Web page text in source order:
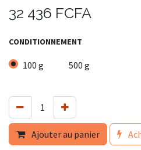
32 436 FCFA
CONDITIONNEMENT
100 g 500 g
Ajouter au panier